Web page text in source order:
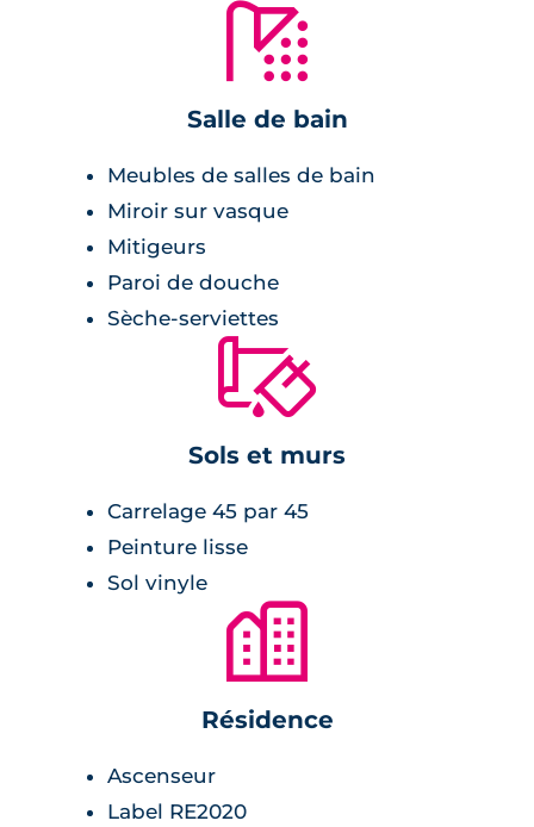
privatifs pour profiter de moments de détente
en extérieur. La résidence répond aux
garantissant ainsi une efficacité énergétique
électriques. Les résidents bénéficieront
également d'espaces verts paysagers
soigneusement aménagés, créant un cadre de
vie serein et agréable.
🚿
Salle de bain
Meubles de salles de bain
Miroir sur vasque
Mitigeurs
Paroi de douche
Sèche-serviettes
🔨
Sols et murs
Carrelage 45 par 45
Peinture lisse
Sol vinyle
🏙
Résidence
Ascenseur
Label RE2020